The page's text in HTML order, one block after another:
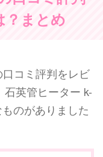
？まとめ
コミ評判をレビ
石英管ヒーター k-
のがありました